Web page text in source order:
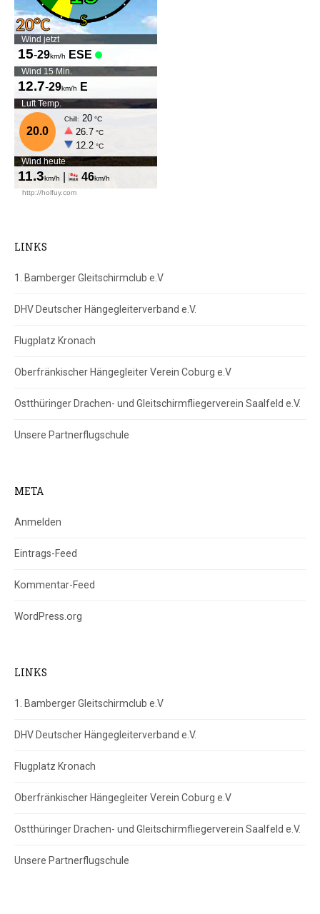
LINKS
1. Bamberger Gleitschirmclub e.V
DHV Deutscher Hängegleiterverband e.V.
Flugplatz Kronach
Oberfränkischer Hängegleiter Verein Coburg e.V
Ostthüringer Drachen- und Gleitschirmfliegerverein Saalfeld e.V.
Unsere Partnerflugschule
META
Anmelden
Eintrags-Feed
Kommentar-Feed
WordPress.org
LINKS
1. Bamberger Gleitschirmclub e.V
DHV Deutscher Hängegleiterverband e.V.
Flugplatz Kronach
Oberfränkischer Hängegleiter Verein Coburg e.V
Ostthüringer Drachen- und Gleitschirmfliegerverein Saalfeld e.V.
Unsere Partnerflugschule